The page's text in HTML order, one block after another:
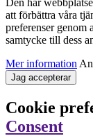
Den här
att förbättra våra
preferenser genom
samtycke till dess
Mer information
Jag accepterar
Cookie
Consent